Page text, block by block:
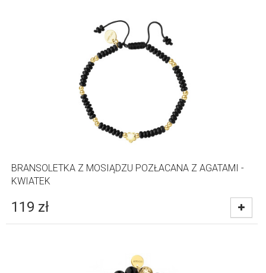
BRANSOLETKA Z MOSIĄDZU POZŁACANA Z AGATAMI -
KWIATEK
119 zł